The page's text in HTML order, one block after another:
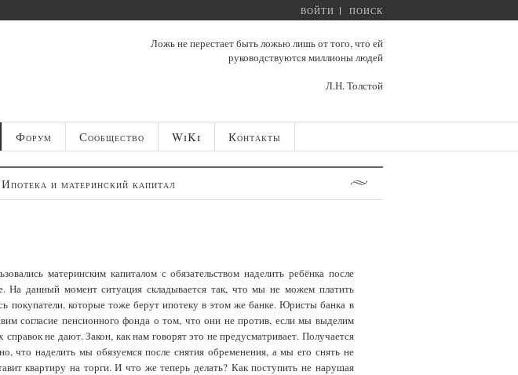
ВОЙТИ ПОИСК
Ложь не перестает быть ложью лишь от того, что ей
руководствуются миллионы людей
Л.Н. Толстой
Форум Сообщество WiKi Контакты
Ипотека и материнский капитал
материнским капиталом с обязательством наделить ребёнка после
На данный момент ситуация складывается так, что мы не можем платить
покупатели, которые тоже берут ипотеку в этом же банке. Юристы банка в
согласие пенсионного фонда о том, что они не против, если мы выделим
не дают. Закон, как нам говорят это не предусматривает. Получается
что наделить мы обязуемся после снятия обременения, а мы его снять не
квартиру на торги. И что же теперь делать? Как поступить не нарушая